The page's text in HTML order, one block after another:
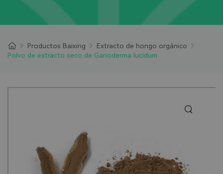
Productos Baixing
Extracto de hongo orgánico
Polvo de extracto seco de Ganoderma lucidum